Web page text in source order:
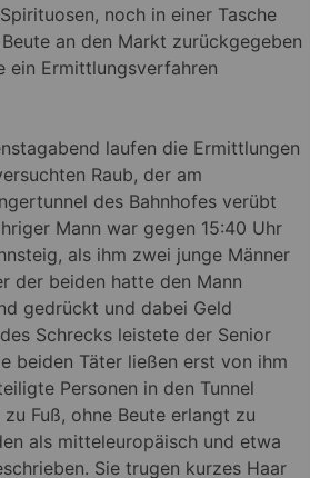
noch in einer Tasche
an den Markt zurückgegeben
ein Ermittlungsverfahren
laufen die Ermittlungen
Raub, der am
des Bahnhofes verübt
Mann war gegen 15:40 Uhr
als ihm zwei junge Männer
der beiden hatte den Mann
gedrückt und dabei Geld
Schrecks leistete der Senior
beiden Täter ließen erst von ihm
Personen in den Tunnel
Fuß, ohne Beute erlangt zu
als mitteleuropäisch und etwa
Sie trugen kurzes Haar